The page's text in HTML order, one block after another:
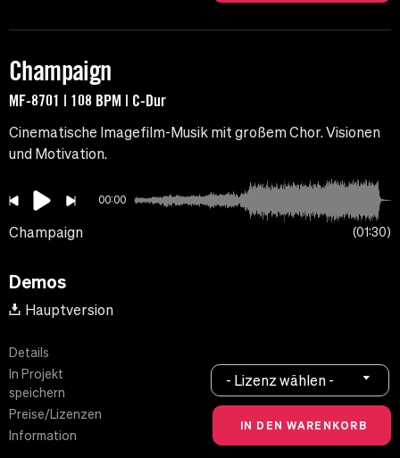
Champaign
MF-8701 | 108 BPM | C-Dur
Cinematische Imagefilm-Musik mit großem Chor. Visionen
und Motivation.
00:00
Champaign 01:30
Demos
Hauptversion
Details
In Projekt
speichern
Preise/Lizenzen
Information
- Lizenz wählen -